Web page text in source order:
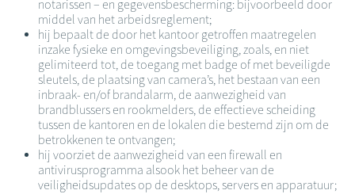
notarissen – en gegevensbescherming: bijvoorbeeld door
middel van het arbeidsreglement;
hij bepaalt de door het kantoor getroffen maatregelen
inzake fysieke en omgevingsbeveiliging, zoals, en niet
gelimiteerd tot, de toegang met badge of met beveiligde
sleutels, de plaatsing van camera’s, het bestaan van een
inbraak- en/of brandalarm, de aanwezigheid van
brandblussers en rookmelders, de effectieve scheiding
tussen de kantoren en de lokalen die bestemd zijn om de
betrokkenen te ontvangen;
hij voorziet de aanwezigheid van een firewall en
antivirusprogramma alsook het beheer van de
veiligheidsupdates op de desktops, servers en apparatuur;